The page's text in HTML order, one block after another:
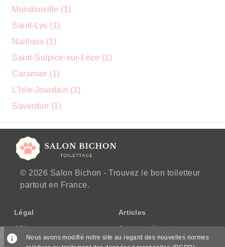
Mondonville (1)
Saint-Lys (1)
Nailloux (1)
Saint-Sulpice-sur-Lèze (1)
Caraman (1)
L'Isle-Jourdain (1)
Saverdun (1)
© 2026 Salon Bichon - Trouvez le bon toiletteur
partout en France.
Légal
CGU
CGV/CPPS
Articles
Guide des démarches
Nous avons modifié notre site au regard des nouvelles normes